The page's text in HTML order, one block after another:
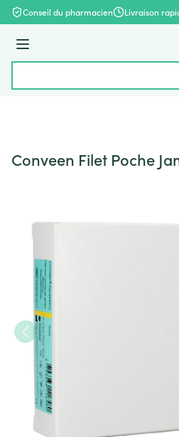
Aller au contenu
Conseil du pharmacien Livraison
Menu
Conveen Filet Poche